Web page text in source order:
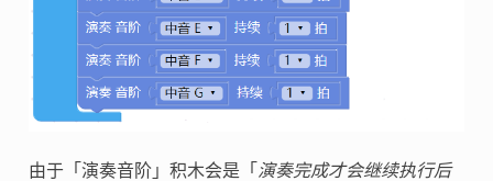
由于「演奏音阶」积木会是「 演奏完成才会继续执行后